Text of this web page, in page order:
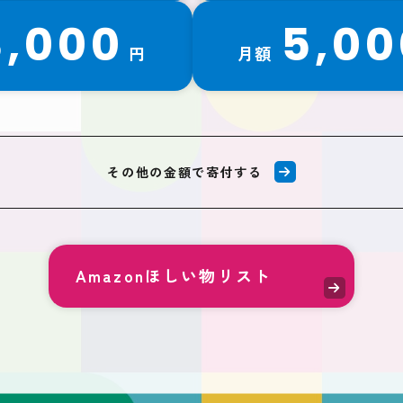
円 月額
その他の金額で寄付する
Amazonほしい物リスト